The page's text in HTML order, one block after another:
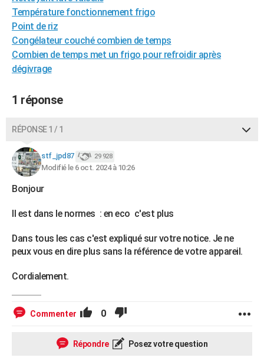
Destinations
City break
Voyage nature
Voyage de noces
Forum
Climat
+PHOTO
GUIDES D'ACHAT
BONS PLANS
Carte de Noël
Carte Bonne année
Carte Saint-Valentin
Carte Pâques
Carte d'anniversaire
Dictionnaire
Biographies
Citations
Expressions
Proverbes
PROGRAMME TV
COPAINS D'AVANT
S'inscrire
Se connecter
Lycées
Collèges
Primaires
Universités
Entreprises
Service militaire
Avis de recherche
Température fonctionnement frigo
Point de riz
Congélateur couché combien de temps
Combien de temps met un frigo pour refroidir après
dégivrage
1 réponse
RÉPONSE 1 / 1
stf_jpd87 29 928
Modifié le 6 oct. 2024 à 10:26
Bonjour
Il est dans le normes : en eco c'est plus
Dans tous les cas c'est expliqué sur votre notice. Je ne
peux vous en dire plus sans la référence de votre appareil.
Cordialement.
Commenter 0
Répondre Posez votre question